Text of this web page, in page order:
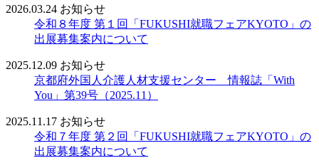
2026.03.24 お知らせ
令和８年度 第１回「FUKUSHI就職フェアKYOTO」の
出展募集案内について
2025.12.09 お知らせ
京都府外国人介護人材支援センター 情報誌「With
You」第39号（2025.11）
2025.11.17 お知らせ
令和７年度 第２回「FUKUSHI就職フェアKYOTO」の
出展募集案内について